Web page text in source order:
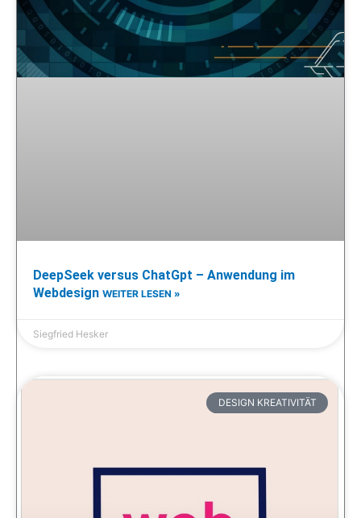
DeepSeek versus ChatGpt – Anwendung im
Webdesign WEITER LESEN »
Siegfried Hesker
DESIGN KREATIVITÄT